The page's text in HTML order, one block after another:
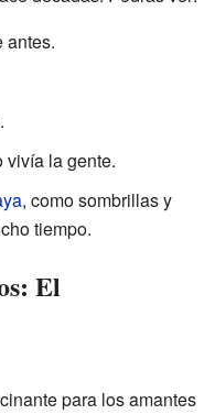
antes.
vivía la gente.
, como sombrillas y
tiempo.
El
para los amantes